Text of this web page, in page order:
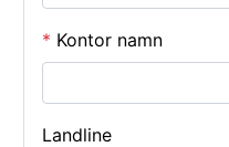
* Kontor namn
Landline